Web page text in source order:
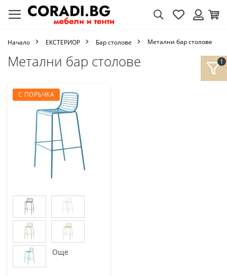
ТърсенеЛюбими
Начало ЕКСТЕРИОР Бар столове Метални бар столове
Метални бар столове
С ПОРЪЧКА
Още